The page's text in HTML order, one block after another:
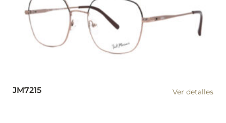
JM7215 Ver detalles